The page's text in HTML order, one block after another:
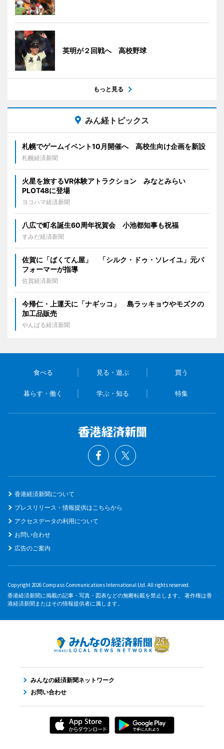
英明が２回戦へ 高校野球
もっと見る
みん経トピックス
札幌でゲームイベント10月開催へ 高校生向け企画を新設
札幌経済新聞
火星を旅するVR体験アトラクション みなとみらい
PLOT48に登場
ヨコハマ経済新聞
八広で町名誕生60周年祝賀会 小池都知事も祝福
すみだ経済新聞
佐賀に「ばくてん屋」 「シルク・ドゥ・ソレイユ」元パ
フォーマーが指導
佐賀経済新聞
今帰仁・上運天に「ナギッコ」 島ラッキョウやモズクの
加工品販売
やんばる経済新聞
食べる 見る・遊ぶ 買う
暮らす・働く 学ぶ・知る 特集
香港経済新聞について
プレスリリース・情報提供はこちらから
アクセスデータの利用について
お問い合わせ
広告のご案内
Copyright 2026 Compass Communications International Ltd. All rights reserved.
香港経済新聞に掲載の記事・写真・図表などの無断転載を禁止します。 著作権は香
港経済新聞またはその情報提供者に属します。
みんなの経済新聞ネットワーク
お問い合わせ